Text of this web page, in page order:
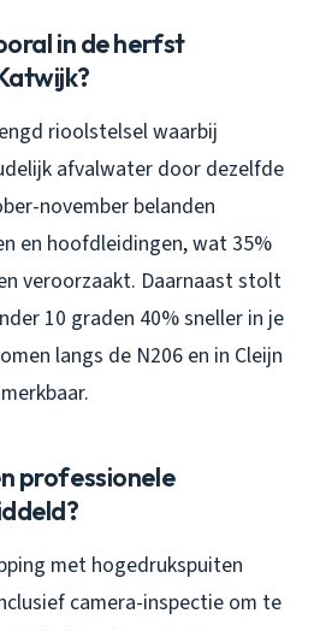
in de herfst
rioolstelsel waarbij
afvalwater door dezelfde
november belanden
en hoofdleidingen, wat 35%
veroorzaakt. Daarnaast stolt
10 graden 40% sneller in je
langs de N206 en in Cleijn
professionele
met hogedrukspuiten
camera-inspectie om te